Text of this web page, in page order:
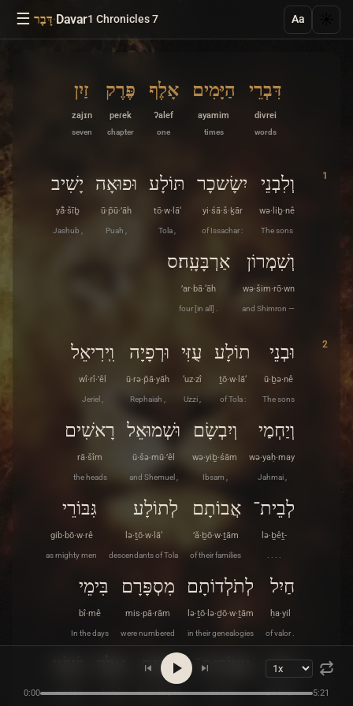
☰ דָּבָר·Davar1 Chronicles 7 Aa
דִּבְרֵי
divrei
words
הַיָּמִים
ayamim
times
אָלֶף
ʔalef
one
פֶּרֶק
peɾek
chapter
זַיִן
zajɪn
seven
1 וְלִבְנֵי
wə·liḇ·nê
The sons
יִשָׂשכָר
yi·śā·š·ḵār
of Issachar :
תּוֹלָע
tō·w·lā‘
Tola ,
וּפוּאָה
ū·p̄ū·’āh
Puah ,
יָשִׁיב
yå̄·šīḇ
Jashub ,
וְשִׁמְרוֹן
wə·šim·rō·wn
and Shimron —
אַרְבָּעָֽה׃ס
’ar·bā·‘āh
four [in all] .
2 וּבְנֵי
ū·ḇə·nê
The sons
תוֹלָע
ṯō·w·lā‘
of Tola :
עֻזִּי
‘uz·zî
Uzzi ,
וּרְפָיָה
ū·rə·p̄ā·yāh
Rephaiah ,
וִֽירִיאֵל
wî·rî·’êl
Jeriel ,
וְיַחְמַי
wə·yaḥ·may
Jahmai ,
וְיִבְשָׂם
wə·yiḇ·śām
Ibsam ,
וּשְׁמוּאֵל
ū·šə·mū·’êl
and Shemuel ,
רָאשִׁים
rā·šîm
the heads
לְבֵית־
lə·ḇêṯ-
. . . .
אֲבוֹתָם
’ă·ḇō·w·ṯām
of their families
לְתוֹלָע
lə·ṯō·w·lā‘
descendants of Tola
גִּבּוֹרֵי
gib·bō·w·rê
as mighty men
חַיִל
ḥa·yil
of valor .
לְתֹלְדוֹתָם
lə·ṯō·lə·ḏō·w·ṯām
in their genealogies
מִסְפָּרָם
mis·pā·rām
were numbered
בִּימֵי
bî·mê
In the days
דָוִיד
ḏā·wîḏ
עֶשְׂרִֽים־
‘eś·rîm-
וּשְׁנַיִם
ū·šə·na·yim
’e·lep̄
wə·šêš
0:00 5:21